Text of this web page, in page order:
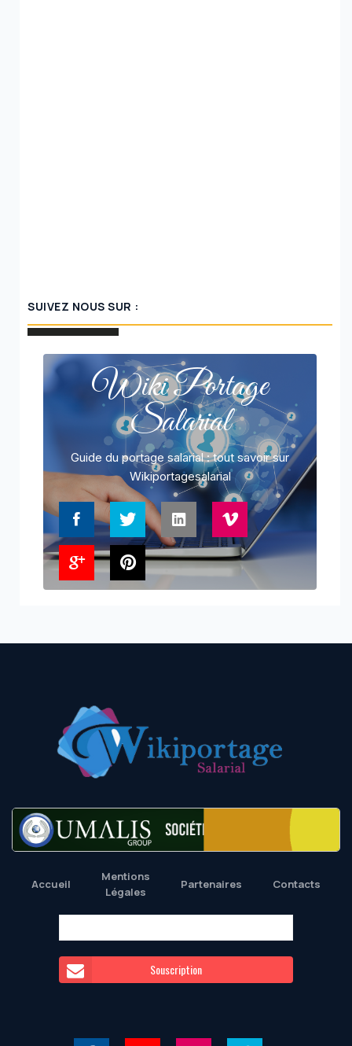
SUIVEZ NOUS SUR :
Wiki Portage
Salarial
Guide du portage salarial : tout savoir sur
Wikiportagesalarial
Accueil
Mentions
Légales
Partenaires Contacts
Souscription